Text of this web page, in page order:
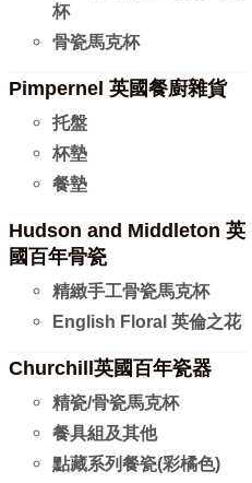
杯
骨瓷馬克杯
Pimpernel 英國餐廚雜貨
托盤
杯墊
餐墊
Hudson and Middleton 英
國百年骨瓷
精緻手工骨瓷馬克杯
English Floral 英倫之花
Churchill英國百年瓷器
精瓷/骨瓷馬克杯
餐具組及其他
點藏系列餐瓷(彩橘色)